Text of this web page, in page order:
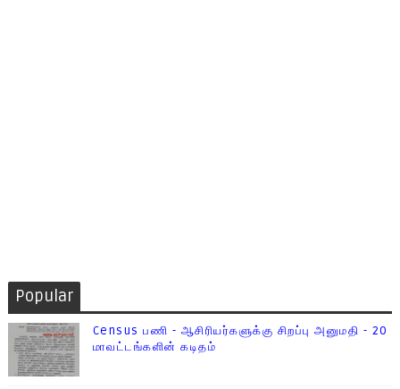
Popular
Census பணி - ஆசிரியர்களுக்கு சிறப்பு அனுமதி - 20
மாவட்டங்களின் கடிதம்